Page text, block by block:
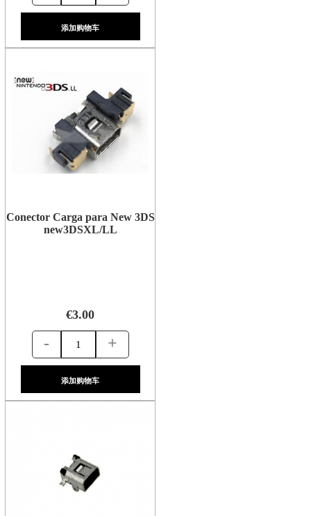
添加购物车
Conector Carga para New 3DS
new3DSXL/LL
€3.00
- +
添加购物车